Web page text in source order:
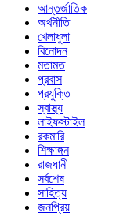
আন্তর্জাতিক
অর্থনীতি
খেলাধুলা
বিনোদন
মতামত
প্রবাস
প্রযুক্তি
স্বাস্থ্য
লাইফস্টাইল
রকমারি
শিক্ষাঙ্গন
রাজধানী
সর্বশেষ
সাহিত্য
জনপ্রিয়